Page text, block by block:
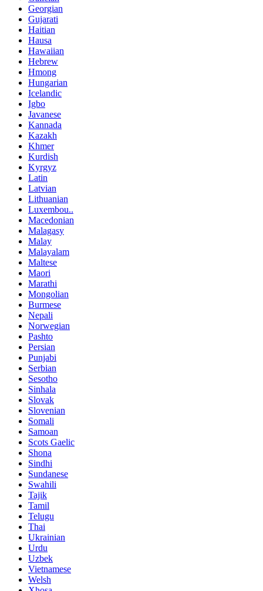
Georgian
Gujarati
Haitian
Hausa
Hawaiian
Hebrew
Hmong
Hungarian
Icelandic
Igbo
Javanese
Kannada
Kazakh
Khmer
Kurdish
Kyrgyz
Latin
Latvian
Lithuanian
Luxembou..
Macedonian
Malagasy
Malay
Malayalam
Maltese
Maori
Marathi
Mongolian
Burmese
Nepali
Norwegian
Pashto
Persian
Punjabi
Serbian
Sesotho
Sinhala
Slovak
Slovenian
Somali
Samoan
Scots Gaelic
Shona
Sindhi
Sundanese
Swahili
Tajik
Tamil
Telugu
Thai
Ukrainian
Urdu
Uzbek
Vietnamese
Welsh